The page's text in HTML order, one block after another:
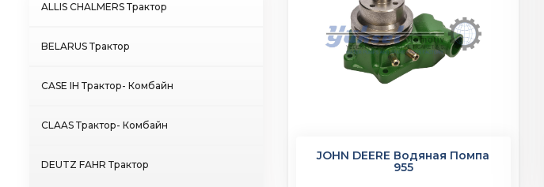
ALLIS CHALMERS Трактор
BELARUS Трактор
CASE IH Трактор- Комбайн
CLAAS Трактор- Комбайн
DEUTZ FAHR Трактор
JOHN DEERE Водяная Помпа
955